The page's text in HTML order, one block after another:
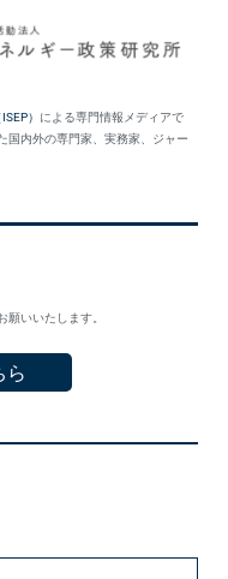
） による専門情報メディアで
国内外の専門家、実務家、ジャー
いいたします。
ら